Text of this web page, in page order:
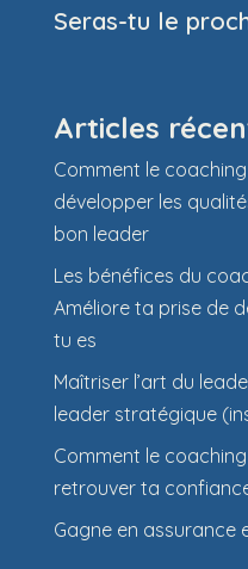
Seras-tu le
Articles
Comment le
développer les
bon leader
Les bénéfices du
Améliore ta prise de
tu es
Maîtriser l’art du
leader stratégique
Comment le
retrouver ta
Gagne en assurance